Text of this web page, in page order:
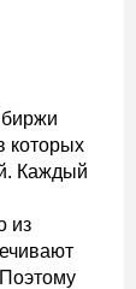
которых
Каждый
из